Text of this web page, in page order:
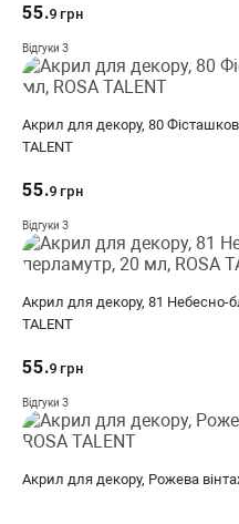
55.9 грн
Відгуки 3
Акрил для декору, 80
TALENT
55.9 грн
Відгуки 3
Акрил для декору, 81 Небесно-
TALENT
55.9 грн
Відгуки 3
Акрил для декору, Рожева